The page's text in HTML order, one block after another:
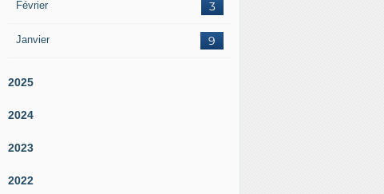
Février 3
Janvier 9
2025
2024
2023
2022